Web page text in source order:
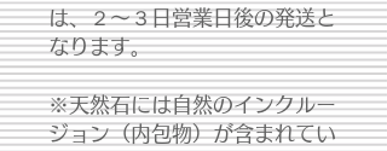
は、２～３日営業日後の発送と
なります。
※天然石には自然のインクルー
ジョン（内包物）が含まれてい